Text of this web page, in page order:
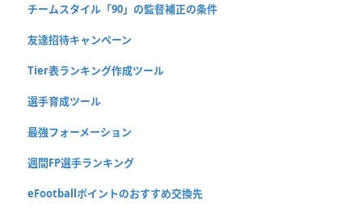
チームスタイル「90」の監督補正の条件
友達招待キャンペーン
Tier表ランキング作成ツール
選手育成ツール
最強フォーメーション
週間FP選手ランキング
eFootballポイントのおすすめ交換先